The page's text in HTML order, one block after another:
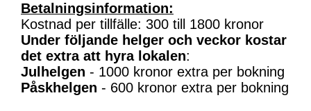
Betalningsinformation:
Kostnad per tillfälle: 300 till 1800 kronor
Under följande helger och veckor kostar
det extra att hyra lokalen:
Julhelgen - 1000 kronor extra per bokning
Påskhelgen - 600 kronor extra per bokning